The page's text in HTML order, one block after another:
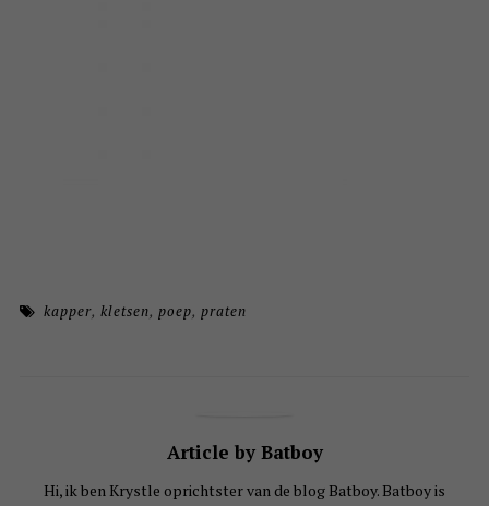
kapper,kletsen,poep,praten
Article by Batboy
Hi, ik ben Krystle oprichtster van de blog Batboy. Batboy is